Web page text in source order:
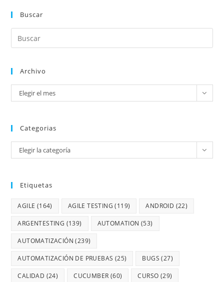
Buscar
Archivo
Elegir el mes
Categorias
Elegir la categoría
Etiquetas
AGILE (164) AGILE TESTING (119) ANDROID (22)
ARGENTESTING (139) AUTOMATION (53)
AUTOMATIZACIÓN (239)
AUTOMATIZACIÓN DE PRUEBAS (25) BUGS (27)
CALIDAD (24) CUCUMBER (60) CURSO (29)